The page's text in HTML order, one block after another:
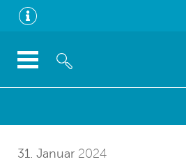
31. Januar 2024